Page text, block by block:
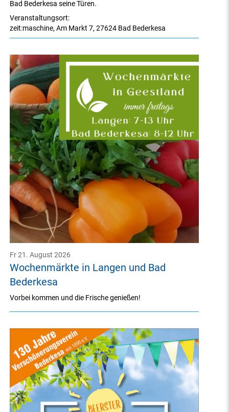
Veranstaltungsort:
zeit:maschine,Am Markt 7,27624 Bad Bederkesa
Bad Bederkesa seine Türen.
Wochenmärkte in Langen und Bad
Bederkesa
Fr 21. August 2026
Vorbei kommen und die Frische genießen!